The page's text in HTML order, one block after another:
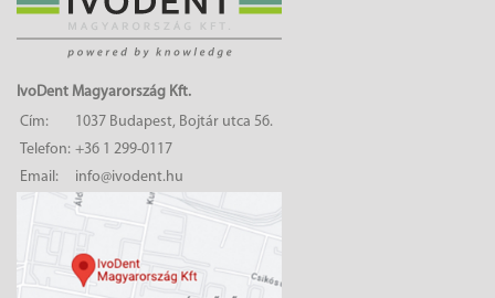
IvoDent Magyarország Kft.
Cím:
1037 Budapest, Bojtár utca 56.
Telefon: +36 1 299-0117
Email:
info@ivodent.hu